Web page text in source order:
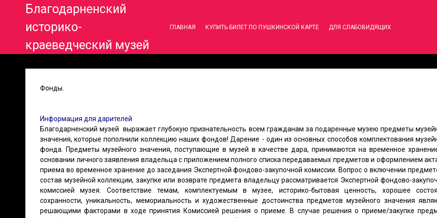
Благодарненский
историко-
краеведческий музей
ГЛАВНАЯ КУПИТЬ БИЛЕТ ПО ПУШКИНСКОЙ КАРТЕ ДЛЯ СЛАБОВИДЯЩИХ
Фонды.
Информация для дарителей
Благодарненский музей выражает глубокую признательность всем гражданам за подаренные музею предметы
значения, которые пополнили коллекцию наших фондов! Дарение - один из основных способов комплектования
фонда. Предметы музейного значения, поступающие в музей в качестве дара, принимаются на временное
основании личного заявления владельца с приложением полного списка передаваемых предметов и оформлением
приема во временное хранение до заседания Экспертной фондово-закупочной комиссии. Вопрос о включении
состав музейной коллекции, закупке или возврате предмета владельцу рассматривается Экспертной фондово-
комиссией музея. Соответствие темам, комплектуемым в музее, историко-бытовая ценность, хорошее
сохранности, уникальность, мемориальность и художественные достоинства предметов музейного значения
решающими факторами в ходе принятия Комиссией решения о приеме. В случае решения о приеме/закупке